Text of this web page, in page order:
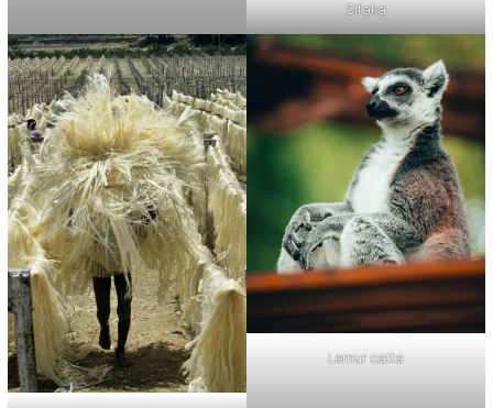
Sifaka
Lemur catta